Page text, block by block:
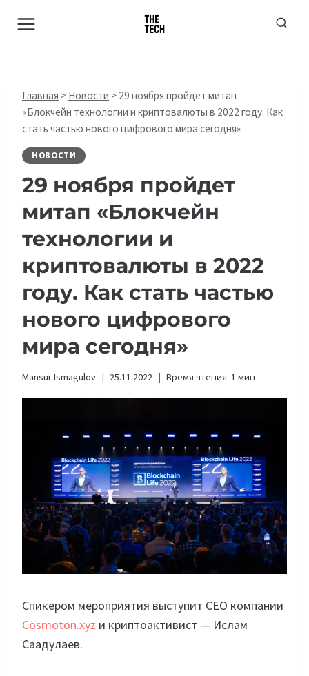
Главная > Новости > 29 ноября пройдет митап
«Блокчейн технологии и криптовалюты в 2022 году. Как
стать частью нового цифрового мира сегодня»
НОВОСТИ
29 ноября пройдет
митап «Блокчейн
технологии и
криптовалюты в 2022
году. Как стать частью
нового цифрового
мира сегодня»
Mansur Ismagulov 25.11.2022 Время чтения: 1 мин
Спикером мероприятия выступит CEO компании
Cosmoton.xyz и криптоактивист — Ислам
Саадулаев.